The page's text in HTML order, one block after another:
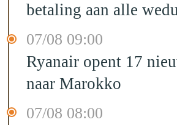
betaling aan alle
07/08 09:00
Ryanair opent 17
naar Marokko
07/08 08:00